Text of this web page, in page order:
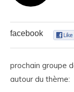
facebook
prochain groupe
autour du thème: